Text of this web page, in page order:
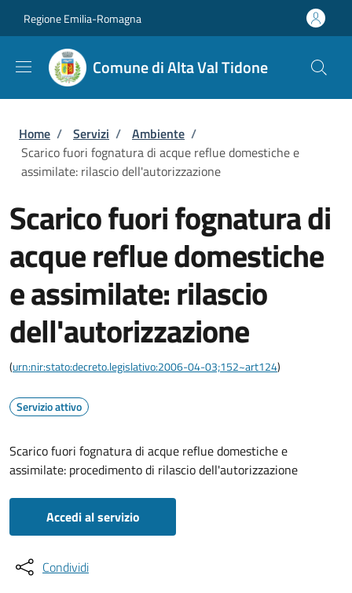
Regione Emilia-Romagna
Comune di Alta Val Tidone
Briciole di pane
Home / Servizi / Ambiente /
Scarico fuori fognatura di acque reflue domestiche e
assimilate: rilascio dell'autorizzazione
Scarico fuori fognatura di
acque reflue domestiche
e assimilate: rilascio
dell'autorizzazione
(urn:nir:stato:decreto.legislativo:2006-04-03;152~art124)
Servizio attivo
Scarico fuori fognatura di acque reflue domestiche e
assimilate: procedimento di rilascio dell'autorizzazione
Accedi al servizio
Condividi